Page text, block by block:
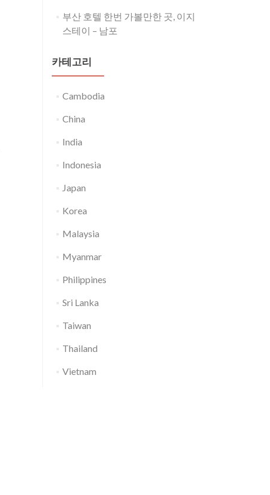
부산 호텔 한번 가볼만한 곳, 이지
스테이 – 남포
카테고리
Cambodia
China
India
Indonesia
Japan
Korea
Malaysia
Myanmar
Philippines
Sri Lanka
Taiwan
Thailand
Vietnam